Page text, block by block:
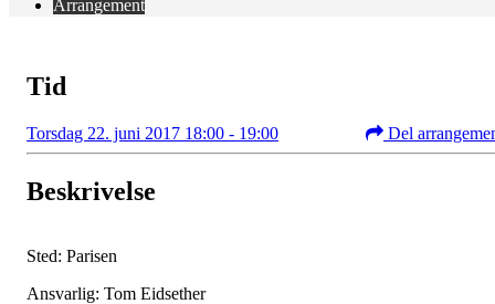
Arrangement
Tid
Torsdag 22. juni 2017 18:00 - 19:00 Del
Beskrivelse
Sted: Parisen
Ansvarlig: Tom Eidsether